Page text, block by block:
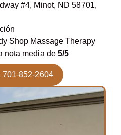
#4, Minot, ND 58701,
Shop Massage Therapy
nota media de 5/5
701-852-2604